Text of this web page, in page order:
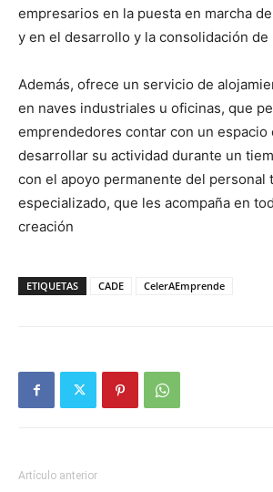
empresarios en la puesta en marcha
y en el desarrollo y la consolidación de
Además, ofrece un servicio de
en naves industriales u oficinas, que
emprendedores contar con un espacio
desarrollar su actividad durante un
con el apoyo permanente del personal
especializado, que les acompaña en
creación
ETIQUETAS CADE CelerAEmprende
Artículo anterior